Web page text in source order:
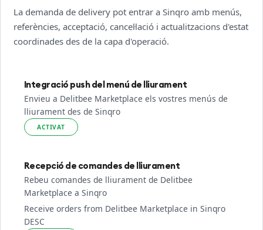
La demanda de delivery pot entrar a Sinqro amb menús,
referències, acceptació, cancel·lació i actualitzacions d'estat
coordinades des de la capa d'operació.
Integració push del menú de lliurament
Envieu a Delitbee Marketplace els vostres menús de
lliurament des de Sinqro
ACTIVAT
Recepció de comandes de lliurament
Rebeu comandes de lliurament de Delitbee
Marketplace a Sinqro
Receive orders from Delitbee Marketplace in Sinqro
DESC